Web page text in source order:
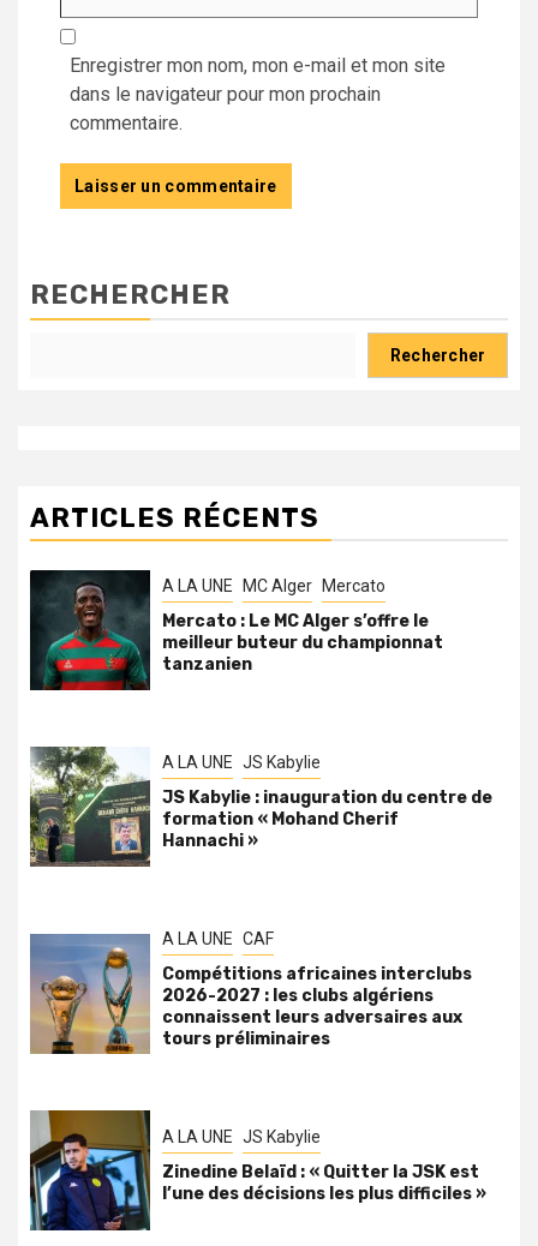
Enregistrer mon nom, mon e-mail et mon site
dans le navigateur pour mon prochain
commentaire.
RECHERCHER
Rechercher
ARTICLES RÉCENTS
A LA UNE MC Alger Mercato
Mercato : Le MC Alger s’offre le
meilleur buteur du championnat
tanzanien
A LA UNE JS Kabylie
JS Kabylie : inauguration du centre de
formation « Mohand Cherif
Hannachi »
A LA UNE CAF
Compétitions africaines interclubs
2026-2027 : les clubs algériens
connaissent leurs adversaires aux
tours préliminaires
A LA UNE JS Kabylie
Zinedine Belaïd : « Quitter la JSK est
l’une des décisions les plus difficiles »